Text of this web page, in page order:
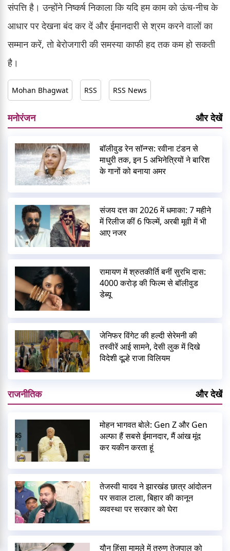
संपत्ति है। उन्होंने निष्कर्ष निकाला कि यदि हम काम को ऊंच-नीच के
आधार पर देखना बंद कर दें और ईमानदारी से श्रम करने वालों का
सम्मान करें, तो बेरोजगारी की समस्या काफी हद तक कम हो सकती
है।
Mohan Bhagwat RSS RSS News
मनोरंजन और देखें
बॉलीवुड रेन सॉन्ग्स: रवीना टंडन से
माधुरी तक, इन 5 अभिनेत्रियों ने बारिश
के गानों को बनाया अमर
संजय दत्त का 2026 में धमाका: 7 महीने
में रिलीज कीं 6 फिल्में, अरबी मूवी में भी
आए नजर
रामायण में श्रुतकीर्ति बनीं सुरभि दास:
4000 करोड़ की फिल्म से बॉलीवुड
डेब्यू
जेनिफर विंगेट की हल्दी सेरेमनी की
तस्वीरें आई सामने, देसी लुक में दिखे
विदेशी दूल्हे राजा विलियम
राजनीतिक और देखें
मोहन भागवत बोले: Gen Z और Gen
अल्फा हैं सबसे ईमानदार, मैं आंख मूंद
कर यकीन करता हूं
तेजस्वी यादव ने झारखंड छात्र आंदोलन
पर सवाल टाला, बिहार की कानून
व्यवस्था पर सरकार को घेरा
यौन हिंसा मामले में तरुण तेजपाल को